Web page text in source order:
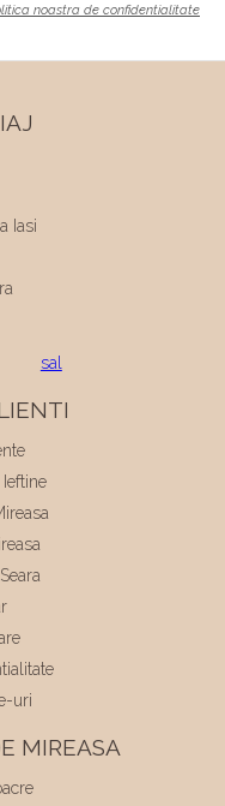
noastra de confidentialitate
Iasi
uri
MIREASA